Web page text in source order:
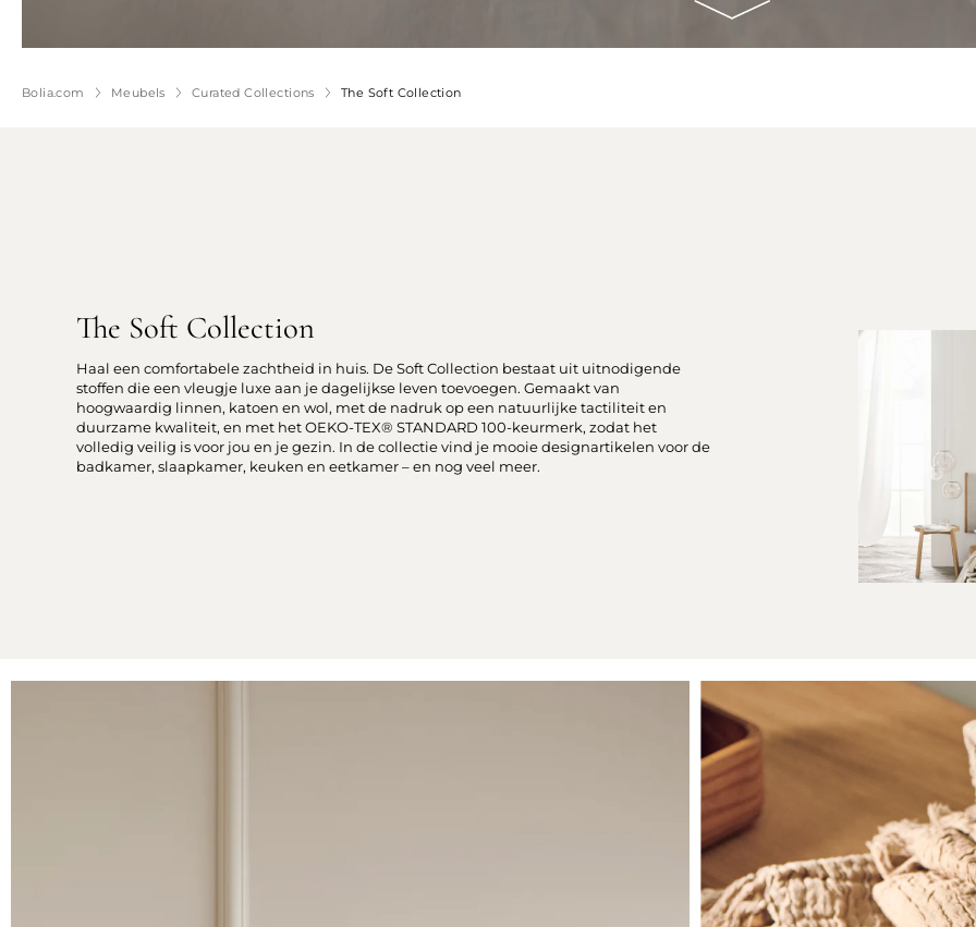
Bolia.com Meubels Curated Collections The Soft Collection
The Soft Collection
Haal een comfortabele zachtheid in huis. De Soft Collection bestaat uit uitnodigende
stoffen die een vleugje luxe aan je dagelijkse leven toevoegen. Gemaakt van
hoogwaardig linnen, katoen en wol, met de nadruk op een natuurlijke tactiliteit en
duurzame kwaliteit, en met het OEKO-TEX® STANDARD 100-keurmerk, zodat het
volledig veilig is voor jou en je gezin. In de collectie vind je mooie designartikelen voor de
badkamer, slaapkamer, keuken en eetkamer – en nog veel meer.